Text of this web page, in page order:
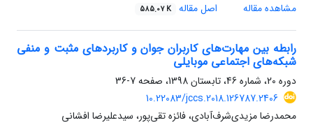
مشاهده مقاله
اصل مقاله 585.07 K
رابطه بین مهارت‌های کاربران جوان و کاربردهای مثبت و منفی
شبکه‌های اجتماعی موبایلی
دوره 20، شماره 46، تابستان 1398، صفحه
7-36
10.22083/jccs.2018.126787.2406
محمدرضا مزیدی‌شرف‌آبادی، فائزه تقی‌پور، سیدعلیرضا افشانی